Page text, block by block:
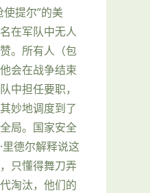
提尔”的美
在军队中无人
。所有人（包
会在战争结束
中担任要职，
妙地调度到了
局。国家安全
德尔解释说这
只懂得舞刀弄
淘汰，他们的